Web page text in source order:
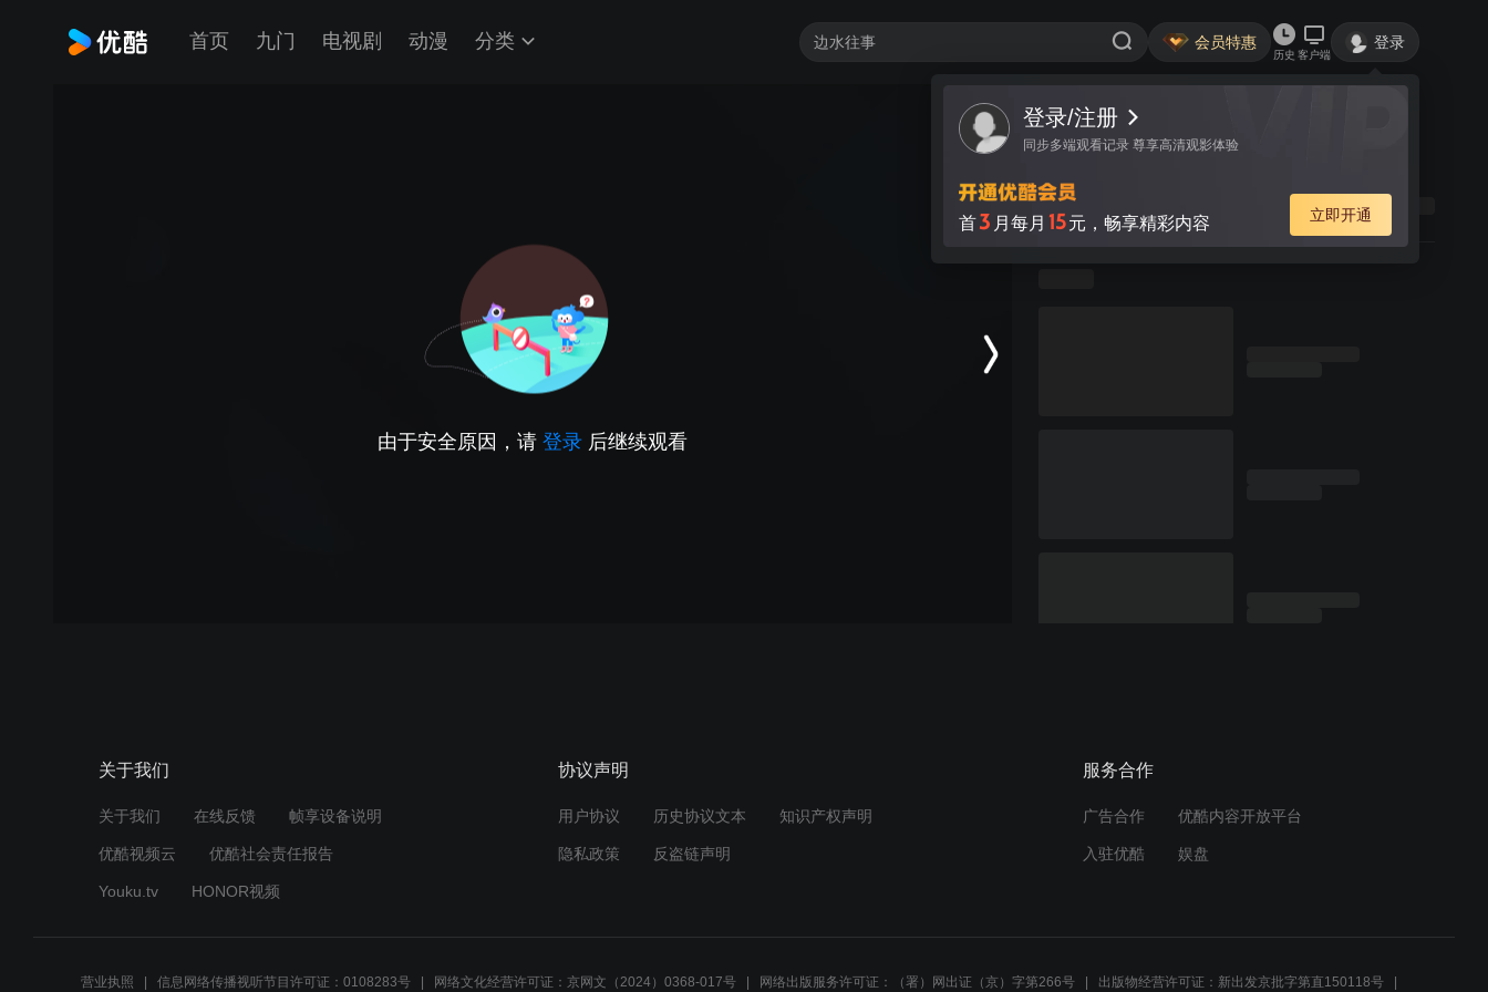
首页 九门 电视剧 动漫 分类 会员特惠
历史 客户端
登录
登录/注册
同步多端观看记录 尊享高清观影体验
首3 月每月 15元，畅享精彩内容 立即开通
由于安全原因，请 登录 后继续观看
关于我们
关于我们 在线反馈 帧享设备说明
优酷视频云 优酷社会责任报告
Youku.tv HONOR视频
协议声明
用户协议 历史协议文本 知识产权声明
隐私政策 反盗链声明
服务合作
广告合作 优酷内容开放平台
入驻优酷 娱盘
营业执照 信息网络传播视听节目许可证：0108283号 网络文化经营许可证：京网文（2024）0368-017号 网络出版服务许可证：（署）网出证（京）字第266号 出版物经营许可证：新出发京批字第直150118号